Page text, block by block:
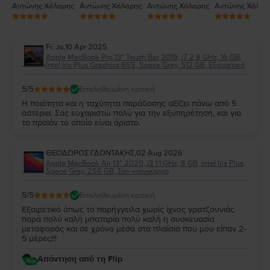
Αντώνης Χάλαρης Αντώνης Χάλαρης Αντώνης Χάλαρης Αντώνης
Fr. Jo,10 Apr 2025
Apple MacBook Pro 13″ Touch Bar 2019, i7 2.8 GHz, 16 GB,
Intel Iris Plus Graphics 655, Space Gray, 512 GB, Εξαιρετικό
5/5 Επαληθευμένη κριτική
Η ποιότητα και η ταχύτητα παράδοσης αξίζει πάνω από 5
αστέρια. Σας ευχαριστώ πολύ για την εξυπηρέτηση, και για
το προϊόν το οποίο είναι άριστο.
ΘΕΟΔΩΡΟΣ ΓΔΟΝΤΑΚΗΣ,02 Aug 2026
Apple MacBook Air 13″ 2020, i3 1.1 GHz, 8 GB, Intel Iris Plus,
Space Gray, 256 GB, Σαν καινούργιο
5/5 Επαληθευμένη κριτική
Εξαιρετικό όπως το παρήγγειλα χωρίς ίχνος γρατζουνιάς
παρά πολύ καλή μπαταρία πολύ καλή η συσκευασία
μεταφοράς και σε χρόνο μέσα στα πλαίσια που μου είπαν 2-
5 μέρες!!!
Απάντηση από τη Flip